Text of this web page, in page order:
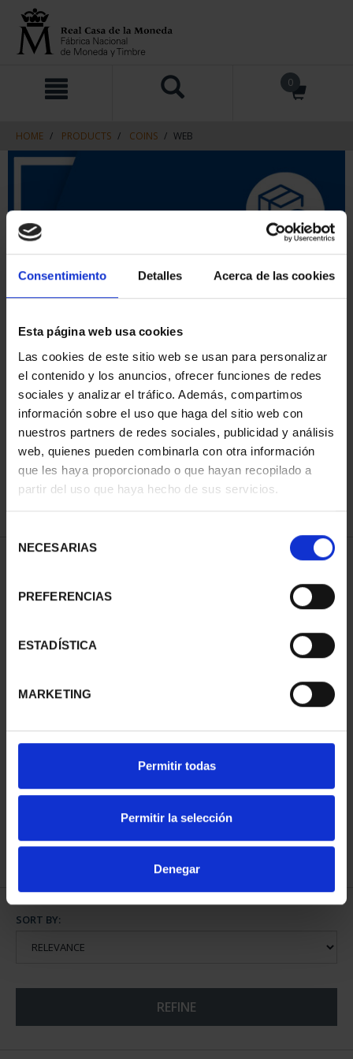
Consentimiento Detalles Acerca de las cookies
Esta página web usa cookies
Las cookies de este sitio web se usan para personalizar
el contenido y los anuncios, ofrecer funciones de redes
sociales y analizar el tráfico. Además, compartimos
información sobre el uso que haga del sitio web con
nuestros partners de redes sociales, publicidad y análisis
web, quienes pueden combinarla con otra información
que les haya proporcionado o que hayan recopilado a
partir del uso que haya hecho de sus servicios.
NECESARIAS
PREFERENCIAS
ESTADÍSTICA
MARKETING
Permitir todas
Permitir la selección
Denegar
navigation
0
HOME PRODUCTS COINS WEB
SORT BY:
REFINE
EUROSET SPAIN 2026
€34.00
EUROSET 2026 PROOF
€100.00
SORT BY:
REFINE